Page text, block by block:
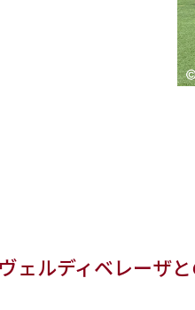
ェルディベレーザ